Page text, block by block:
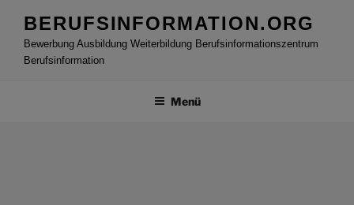
Inhalt
springen
BERUFSINFORMATION.ORG
Bewerbung Ausbildung Weiterbildung Berufsinformationszentrum
Berufsinformation
Menü